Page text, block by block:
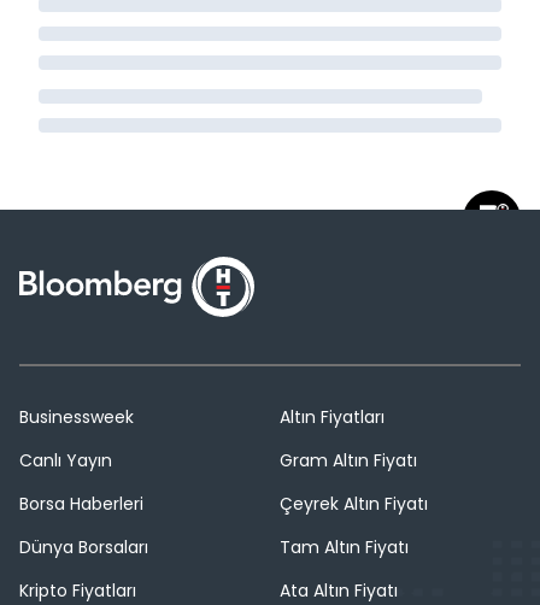
Businessweek
Canlı Yayın
Borsa Haberleri
Dünya Borsaları
Kripto Fiyatları
Altın Fiyatları
Gram Altın Fiyatı
Çeyrek Altın Fiyatı
Tam Altın Fiyatı
Ata Altın Fiyatı